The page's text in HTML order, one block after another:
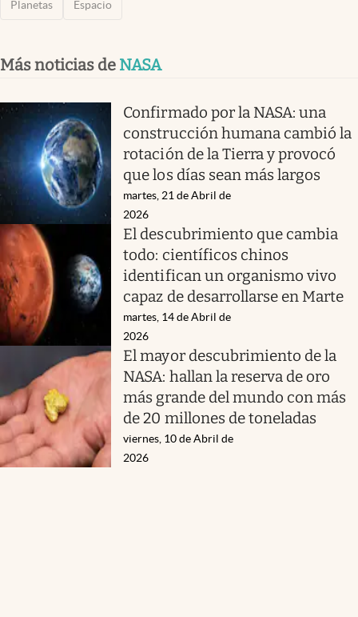
Planetas Espacio
Más noticias de NASA
Confirmado por la NASA: una
construcción humana cambió la
rotación de la Tierra y provocó
que los días sean más largos
martes, 21 de Abril de
2026
El descubrimiento que cambia
todo: científicos chinos
identifican un organismo vivo
capaz de desarrollarse en Marte
martes, 14 de Abril de
2026
El mayor descubrimiento de la
NASA: hallan la reserva de oro
más grande del mundo con más
de 20 millones de toneladas
viernes, 10 de Abril de
2026